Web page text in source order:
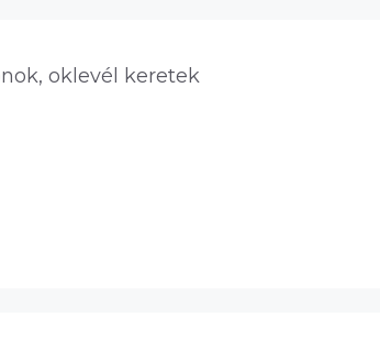
oklevél keretek